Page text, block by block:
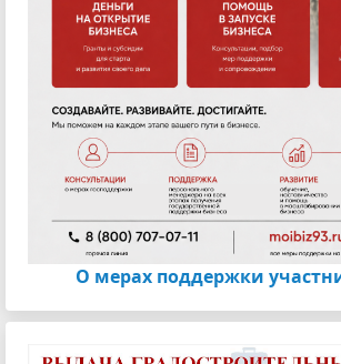
О мерах поддержки